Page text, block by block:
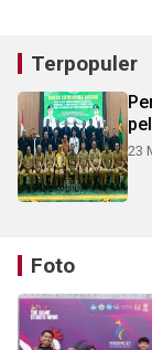
Terpopuler
23
Foto